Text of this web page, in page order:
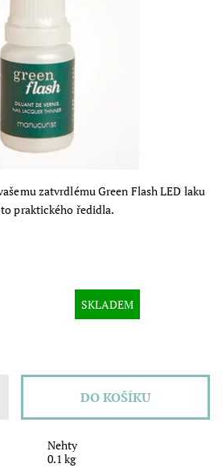
zatvrdlému Green Flash LED laku
praktického ředidla.
SKLADEM
Nehty
0.1 kg